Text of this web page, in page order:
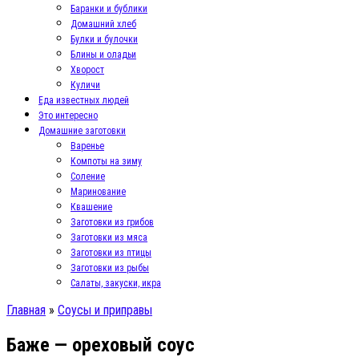
Баранки и бублики
Домашний хлеб
Булки и булочки
Блины и оладьи
Хворост
Куличи
Еда известных людей
Это интересно
Домашние заготовки
Варенье
Компоты на зиму
Соление
Маринование
Квашение
Заготовки из грибов
Заготовки из мяса
Заготовки из птицы
Заготовки из рыбы
Салаты, закуски, икра
Главная » Соусы и приправы
Баже — ореховый соус